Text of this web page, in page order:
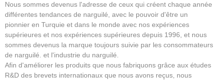
Nous sommes devenus l'adresse de ceux qui créent chaque année
différentes tendances de narguilé, avec le pouvoir d'être un
pionnier en Turquie et dans le monde avec nos expériences
supérieures et nos expériences supérieures depuis 1996, et nous
sommes devenus la marque toujours suivie par les consommateurs
de narguilé. et l'industrie du narguilé.
Afin d'améliorer les produits que nous fabriquons grâce aux études
R&D des brevets internationaux que nous avons reçus, nous